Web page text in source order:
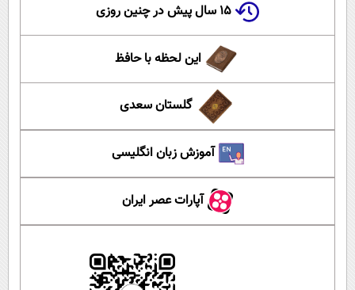
۱۵ سال پیش در چنین روزی
این لحظه با حافظ
گلستان سعدی
آموزش زبان انگلیسی
آپارات عصر ایران